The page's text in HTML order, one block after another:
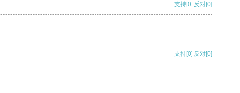
支持[0] 反对[0]
支持[0] 反对[0]